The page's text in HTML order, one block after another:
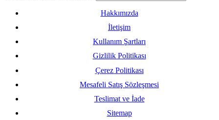
Hakkımızda
İletişim
Kullanım Şartları
Gizlilik Politikası
Çerez Politikası
Mesafeli Satış Sözleşmesi
Teslimat ve İade
Sitemap